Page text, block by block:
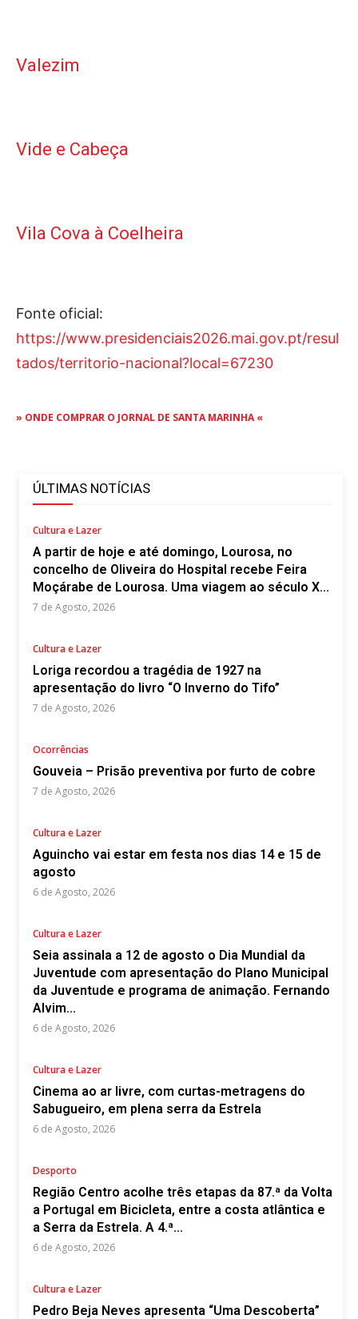
Valezim
Vide e Cabeça
Vila Cova à Coelheira
Fonte oficial:
https://www.presidenciais2026.mai.gov.pt/resul
tados/territorio-nacional?local=67230
» ONDE COMPRAR O JORNAL DE SANTA MARINHA «
ÚLTIMAS NOTÍCIAS
Cultura e Lazer
A partir de hoje e até domingo, Lourosa, no
concelho de Oliveira do Hospital recebe Feira
Moçárabe de Lourosa. Uma viagem ao século X...
7 de Agosto, 2026
Cultura e Lazer
Loriga recordou a tragédia de 1927 na
apresentação do livro “O Inverno do Tifo”
7 de Agosto, 2026
Ocorrências
Gouveia – Prisão preventiva por furto de cobre
7 de Agosto, 2026
Cultura e Lazer
Aguincho vai estar em festa nos dias 14 e 15 de
agosto
6 de Agosto, 2026
Cultura e Lazer
Seia assinala a 12 de agosto o Dia Mundial da
Juventude com apresentação do Plano Municipal
da Juventude e programa de animação. Fernando
Alvim...
6 de Agosto, 2026
Cultura e Lazer
Cinema ao ar livre, com curtas-metragens do
Sabugueiro, em plena serra da Estrela
6 de Agosto, 2026
Desporto
Região Centro acolhe três etapas da 87.ª da Volta
a Portugal em Bicicleta, entre a costa atlântica e
a Serra da Estrela. A 4.ª...
6 de Agosto, 2026
Cultura e Lazer
Pedro Beja Neves apresenta “Uma Descoberta”